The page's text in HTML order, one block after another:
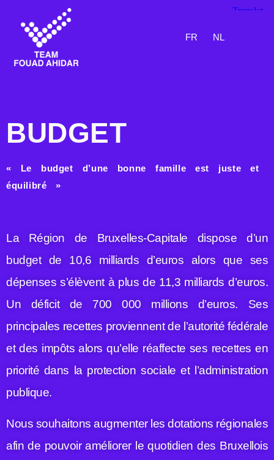
FR NL
BUDGET
BUDGET
« Le budget d’une bonne famille est juste et
équilibré »
La Région de Bruxelles-Capitale dispose d’un
budget de 10,6 milliards d’euros alors que ses
dépenses s’élèvent à plus de 11,3 milliards d’euros.
Un déficit de 700 000 millions d’euros. Ses
principales recettes proviennent de l’autorité fédérale
et des impôts alors qu’elle réaffecte ses recettes en
priorité dans la protection sociale et l’administration
publique.
Nous souhaitons augmenter les dotations régionales
afin de pouvoir améliorer le quotidien des Bruxellois